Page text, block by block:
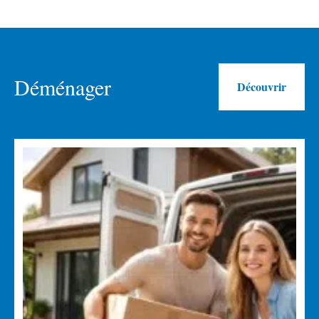
Déménager Découvrir